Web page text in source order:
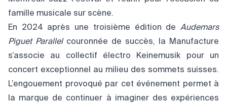
famille musicale sur scène.
En 2024 après une troisième édition de Audemars
Piguet Parallelcouronnée de succès, la Manufacture
s’associe au collectif électro Keinemusik pour un
concert exceptionnel au milieu des sommets suisses.
L’engouement provoqué par cet événement permet à
la marque de continuer à imaginer des expériences